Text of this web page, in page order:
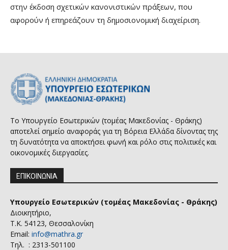
στην έκδοση σχετικών κανονιστικών πράξεων, που
αφορούν ή επηρεάζουν τη δημοσιονομική διαχείριση.
Το Υπουργείο Εσωτερικών (τομέας Μακεδονίας - Θράκης)
αποτελεί σημείο αναφοράς για τη Βόρεια Ελλάδα δίνοντας της
τη δυνατότητα να αποκτήσει φωνή και ρόλο στις πολιτικές και
οικονομικές διεργασίες.
ΕΠΙΚΟΙΝΩΝΙΑ
Υπουργείο Εσωτερικών (τομέας Μακεδονίας - Θράκης)
Διοικητήριο,
Τ.Κ. 54123, Θεσσαλονίκη
Email: info@mathra.gr
Τηλ. : 2313-501100